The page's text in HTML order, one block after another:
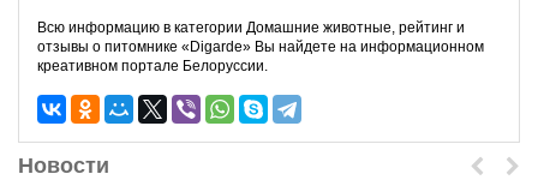
Всю информацию в категории Домашние животные, рейтинг и
отзывы о питомнике «Digarde» Вы найдете на информационном
креативном портале Белоруссии.
Новости